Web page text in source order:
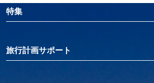
特集
旅行計画サポート